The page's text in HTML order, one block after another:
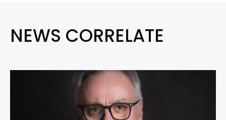
NEWS CORRELATE